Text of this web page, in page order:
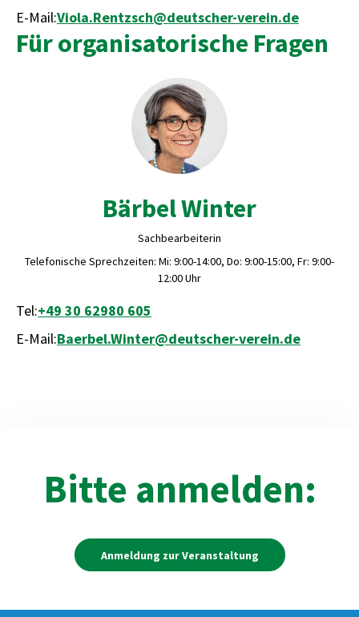
E-Mail:Viola.Rentzsch@deutscher-verein.de
Für organisatorische Fragen
Bärbel Winter
Sachbearbeiterin
Telefonische Sprechzeiten: Mi: 9:00-14:00, Do: 9:00-15:00, Fr: 9:00-
12:00 Uhr
Tel:+49 30 62980 605
E-Mail:Baerbel.Winter@deutscher-verein.de
Bitte anmelden:
Anmeldung zur Veranstaltung